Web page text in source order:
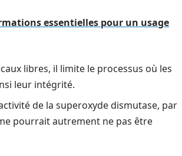
essentielles pour un usage
libres, il limite le processus où les
leur intégrité.
de la superoxyde dismutase, par
pourrait autrement ne pas être